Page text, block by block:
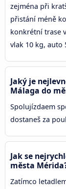
zejména při
přistání méně
konkrétní trase
vlak 10 kg, auto
Jaký je
Málaga do
Spolujízdaem
dostaneš za
Jak se
města
Zatímco